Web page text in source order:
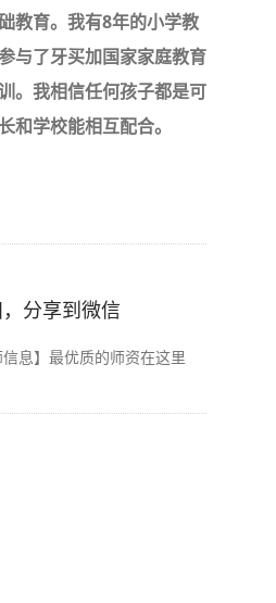
教育。我有8年的小学教
与了牙买加国家家庭教育
。我相信任何孩子都是可
和学校能相互配合。
分享到微信